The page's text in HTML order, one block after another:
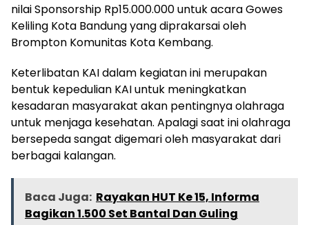
nilai Sponsorship Rp15.000.000 untuk acara Gowes
Keliling Kota Bandung yang diprakarsai oleh
Brompton Komunitas Kota Kembang.
Keterlibatan KAI dalam kegiatan ini merupakan
bentuk kepedulian KAI untuk meningkatkan
kesadaran masyarakat akan pentingnya olahraga
untuk menjaga kesehatan. Apalagi saat ini olahraga
bersepeda sangat digemari oleh masyarakat dari
berbagai kalangan.
Baca Juga: Rayakan HUT Ke 15, Informa
Bagikan 1.500 Set Bantal Dan Guling